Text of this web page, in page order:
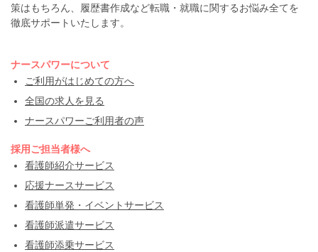
策はもちろん、履歴書作成など転職・就職に関するお悩み全てを
徹底サポートいたします。
ナースパワーについて
ご利用がはじめての方へ
全国の求人を見る
ナースパワーご利用者の声
採用ご担当者様へ
看護師紹介サービス
応援ナースサービス
看護師単発・イベントサービス
看護師派遣サービス
看護師添乗サービス